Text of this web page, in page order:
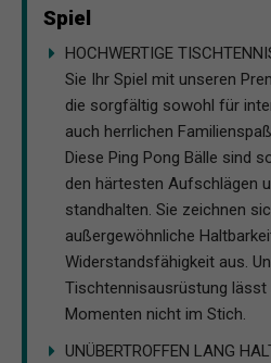
Spiel
HOCHWERTIGE
Sie Ihr Spiel mit unseren
die sorgfältig sowohl für
auch herrlichen
Diese Ping Pong Bälle sind
den härtesten Aufschlägen
standhalten. Sie zeichnen
außergewöhnliche
Widerstandsfähigkeit aus.
Tischtennisausrüstung lässt
Momenten nicht im Stich.
UNÜBERTROFFEN LANG